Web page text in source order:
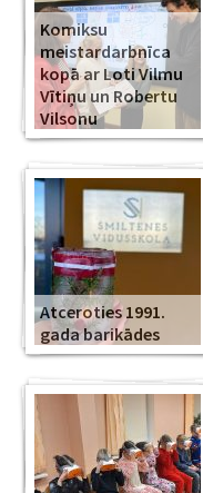
Komiksu
meistardarbnīca
kopā ar Loti Vilmu
Vītiņu un Robertu
Vilsonu
Atceroties 1991.
gada barikādes